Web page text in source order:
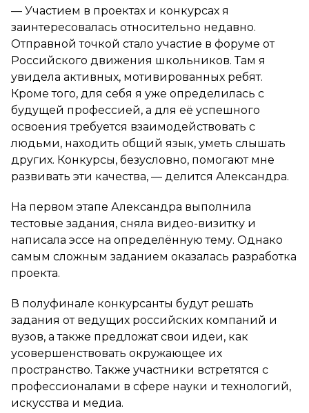
— Участием в проектах и конкурсах я
заинтересовалась относительно недавно.
Отправной точкой стало участие в форуме от
Российского движения школьников. Там я
увидела активных, мотивированных ребят.
Кроме того, для себя я уже определилась с
будущей профессией, а для её успешного
освоения требуется взаимодействовать с
людьми, находить общий язык, уметь слышать
других. Конкурсы, безусловно, помогают мне
развивать эти качества, — делится Александра.
На первом этапе Александра выполнила
тестовые задания, сняла видео-визитку и
написала эссе на определённую тему. Однако
самым сложным заданием оказалась разработка
проекта.
В полуфинале конкурсанты будут решать
задания от ведущих российских компаний и
вузов, а также предложат свои идеи, как
усовершенствовать окружающее их
пространство. Также участники встретятся с
профессионалами в сфере науки и технологий,
искусства и медиа.